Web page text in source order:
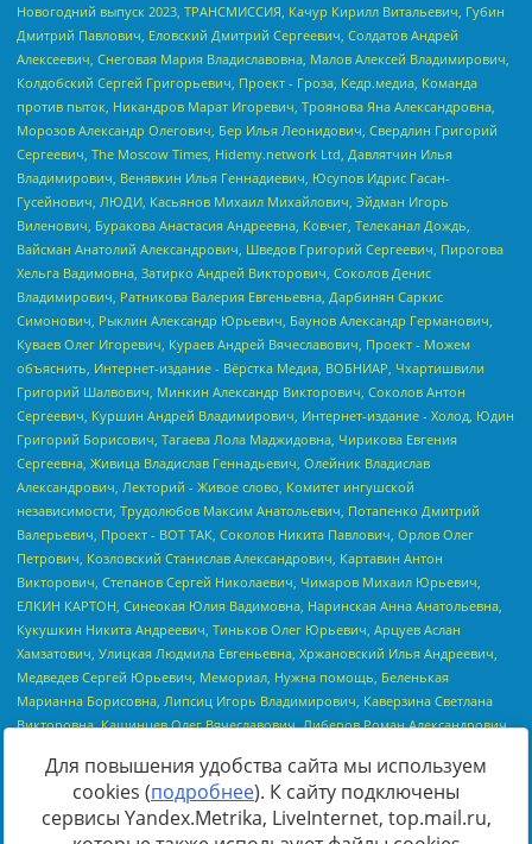
Источник:https://minjust.gov.ru/uploaded/files/reestr-
Для повышения удобства сайта мы используем
cookies (подробнее). К сайту подключены
сервисы Yandex.Metrika, LiveInternet, top.mail.ru,